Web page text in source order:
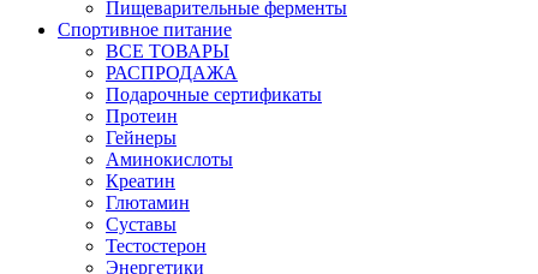
Пищеварительные ферменты
Спортивное питание
ВСЕ ТОВАРЫ
РАСПРОДАЖА
Подарочные сертификаты
Протеин
Гейнеры
Аминокислоты
Креатин
Глютамин
Суставы
Тестостерон
Энергетики